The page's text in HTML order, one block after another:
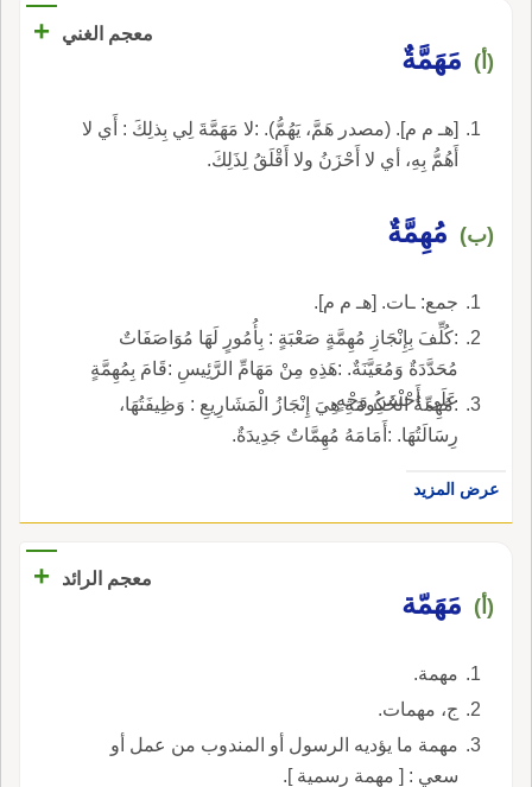
معجم الغني +
(أ) مَهَمَّةٌ
[هـ م م]. (مصدر هَمَّ، يَهُمُّ). :لا مَهَمَّةَ لِي بِذلِكَ : أَي لا
أَهُمُّ بِهِ، أي لا أَحْزَنُ ولا أَقْلَقُ لِذَلِكَ.
(ب) مُهِمَّةٌ
جمع: ـات. [هـ م م].
:كُلِّفَ بِإِنْجَازِ مُهِمَّةٍ صَعْبَةٍ : بِأُمُورٍ لَهَا مُوَاصَفَاتٌ
مُحَدَّدَةٌ وَمُعَيَّنَةٌ. :هَذِهِ مِنْ مَهَامِّ الرَّئِيسِ :قَامَ بِمُهِمَّةٍ
عَلَى أَحْسَنِ وَجْهٍ.
:مُهِمِّةُ الْحُكُومَةِ هِيَ إِنْجَازُ الْمَشَارِيعِ : وَظِيفَتُهَا،
رِسَالَتُهَا. :أَمَامَهُ مُهِمَّاتٌ جَدِيدَةٌ.
عرض المزيد
معجم الرائد +
(أ) مَهَمّة
مهمة.
ج، مهمات.
مهمة ما يؤديه الرسول أو المندوب من عمل أو
سعي : [ مهمة رسمية ].